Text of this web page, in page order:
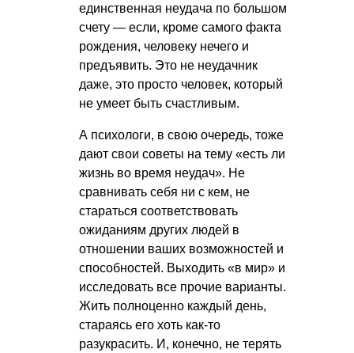
единственная неудача по большом
счету — если, кроме самого факта
рождения, человеку нечего и
предъявить. Это не неудачник
даже, это просто человек, который
не умеет быть счастливым.
А психологи, в свою очередь, тоже
дают свои советы на тему «есть ли
жизнь во время неудач». Не
сравнивать себя ни с кем, не
стараться соответствовать
ожиданиям других людей в
отношении ваших возможностей и
способностей. Выходить «в мир» и
исследовать все прочие варианты.
Жить полноценно каждый день,
стараясь его хоть как-то
разукрасить. И, конечно, не терять